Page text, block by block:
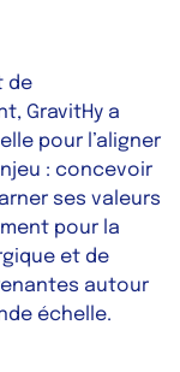
de
GravitHy a
pour l’aligner
: concevoir
ses valeurs
pour la
et de
autour
échelle.